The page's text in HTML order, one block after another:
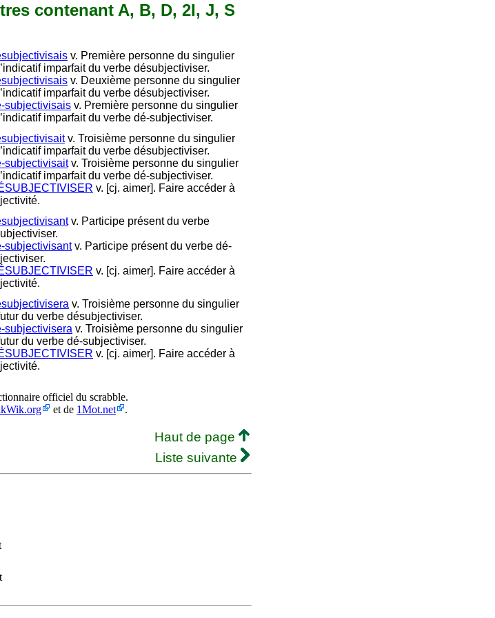
contenant A, B, D, 2I, J, S
v. Première personne du singulier
imparfait du verbe désubjectiviser.
v. Deuxième personne du singulier
imparfait du verbe désubjectiviser.
subjectivisais v. Première personne du singulier
imparfait du verbe dé-subjectiviser.
v. Troisième personne du singulier
imparfait du verbe désubjectiviser.
subjectivisaitv. Troisième personne du singulier
imparfait du verbe dé-subjectiviser.
v. [cj. aimer]. Faire accéder à
v. Participe présent du verbe
subjectivisantv. Participe présent du verbe dé-
v. [cj. aimer]. Faire accéder à
v. Troisième personne du singulier
du verbe désubjectiviser.
subjectivisera v. Troisième personne du singulier
du verbe dé-subjectiviser.
v. [cj. aimer]. Faire accéder à
officiel du scrabble.
et de 1Mot.net .
Haut de page
Liste suivante